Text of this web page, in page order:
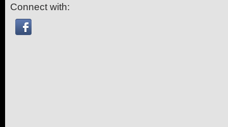
Connect with: